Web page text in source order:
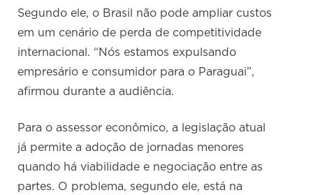
Segundo ele, o Brasil não pode ampliar custos
em um cenário de perda de competitividade
internacional. “Nós estamos expulsando
empresário e consumidor para o Paraguai”,
afirmou durante a audiência.
Para o assessor econômico, a legislação atual
já permite a adoção de jornadas menores
quando há viabilidade e negociação entre as
partes. O problema, segundo ele, está na